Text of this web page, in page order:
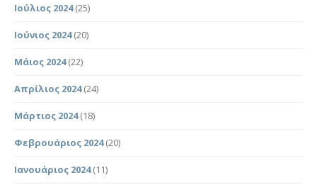
Ιούλιος 2024(25)
Ιούνιος 2024(20)
Μάιος 2024(22)
Απρίλιος 2024(24)
Μάρτιος 2024(18)
Φεβρουάριος 2024(20)
Ιανουάριος 2024(11)